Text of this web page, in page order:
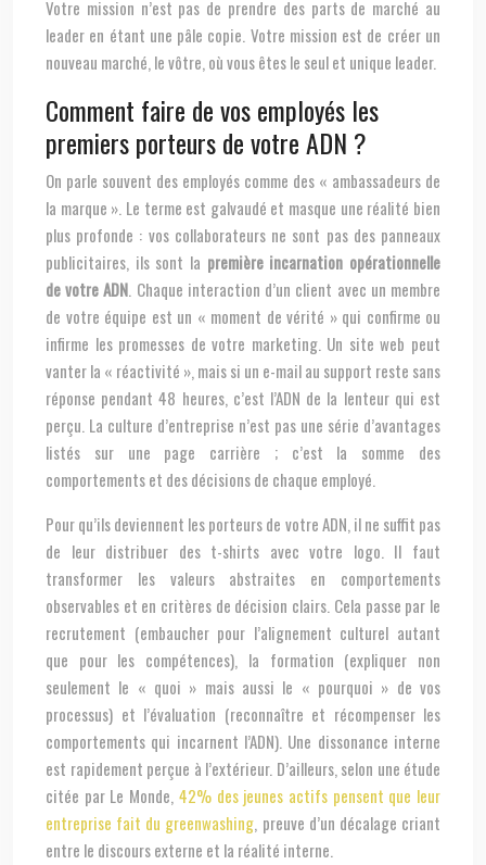
Votre mission n’est pas de prendre des parts de marché au
leader en étant une pâle copie. Votre mission est de créer un
nouveau marché, le vôtre, où vous êtes le seul et unique leader.
Comment faire de vos employés les
premiers porteurs de votre ADN ?
On parle souvent des employés comme des « ambassadeurs de
la marque ». Le terme est galvaudé et masque une réalité bien
plus profonde : vos collaborateurs ne sont pas des panneaux
publicitaires, ils sont la première incarnation opérationnelle
de votre ADN . Chaque interaction d’un client avec un membre
de votre équipe est un « moment de vérité » qui confirme ou
infirme les promesses de votre marketing. Un site web peut
vanter la « réactivité », mais si un e-mail au support reste sans
réponse pendant 48 heures, c’est l’ADN de la lenteur qui est
perçu. La culture d’entreprise n’est pas une série d’avantages
listés sur une page carrière ; c’est la somme des
comportements et des décisions de chaque employé.
Pour qu’ils deviennent les porteurs de votre ADN, il ne suffit pas
de leur distribuer des t-shirts avec votre logo. Il faut
transformer les valeurs abstraites en comportements
observables et en critères de décision clairs. Cela passe par le
recrutement (embaucher pour l’alignement culturel autant
que pour les compétences), la formation (expliquer non
seulement le « quoi » mais aussi le « pourquoi » de vos
processus) et l’évaluation (reconnaître et récompenser les
comportements qui incarnent l’ADN). Une dissonance interne
est rapidement perçue à l’extérieur. D’ailleurs, selon une étude
citée par Le Monde, 42% des jeunes actifs pensent que leur
entreprise fait du greenwashing , preuve d’un décalage criant
entre le discours externe et la réalité interne.